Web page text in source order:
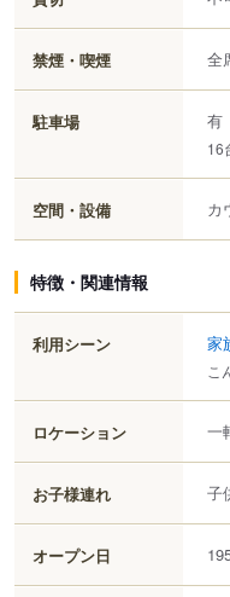
禁煙・喫煙 全
駐車場 有
16
空間・設備 カ
特徴・関連情報
利用シーン 家
こ
ロケーション 一
お子様連れ 子
オープン日